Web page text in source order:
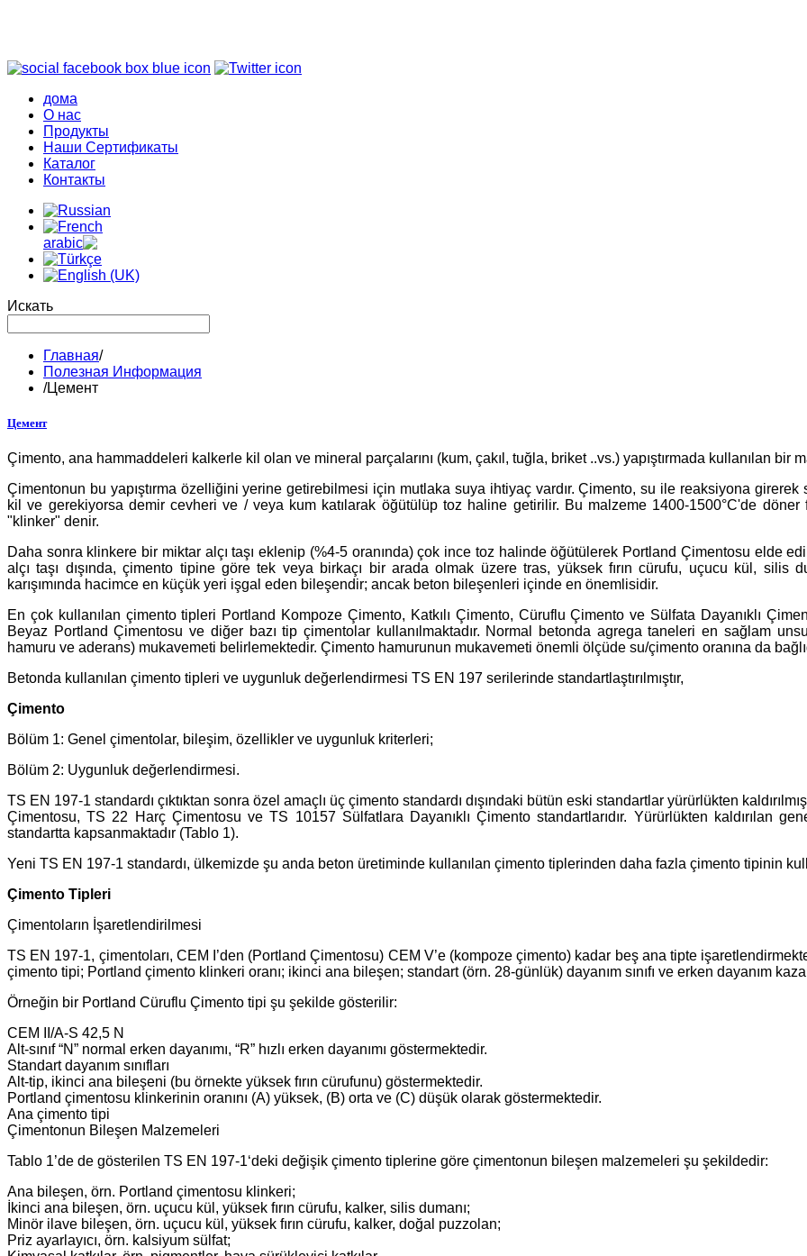
дома
О нас
Продукты
Наши Сертификаты
Каталог
Контакты
Искать
Главная/
Полезная Информация
/Цемент
Цемент
Çimento, ana hammaddeleri kalkerle kil olan ve mineral parçalarını (kum, çakıl, tuğla, briket ..vs.) yapıştırmada kullanılan bir
Çimentonun bu yapıştırma özelliğini yerine getirebilmesi için mutlaka suya ihtiyaç vardır. Çimento, su ile reaksiyona girerek
kil ve gerekiyorsa demir cevheri ve / veya kum katılarak öğütülüp toz haline getirilir. Bu malzeme 1400-1500°C'de döner
"klinker" denir.
Daha sonra klinkere bir miktar alçı taşı eklenip (%4-5 oranında) çok ince toz halinde öğütülerek Portland Çimentosu elde
alçı taşı dışında, çimento tipine göre tek veya birkaçı bir arada olmak üzere tras, yüksek fırın cürufu, uçucu kül, silis
karışımında hacimce en küçük yeri işgal eden bileşendir; ancak beton bileşenleri içinde en önemlisidir.
En çok kullanılan çimento tipleri Portland Kompoze Çimento, Katkılı Çimento, Cüruflu Çimento ve Sülfata Dayanıklı
Beyaz Portland Çimentosu ve diğer bazı tip çimentolar kullanılmaktadır. Normal betonda agrega taneleri en sağlam
hamuru ve aderans) mukavemeti belirlemektedir. Çimento hamurunun mukavemeti önemli ölçüde su/çimento oranına da
Betonda kullanılan çimento tipleri ve uygunluk değerlendirmesi TS EN 197 serilerinde standartlaştırılmıştır,
Çimento
Bölüm 1: Genel çimentolar, bileşim, özellikler ve uygunluk kriterleri;
Bölüm 2: Uygunluk değerlendirmesi.
TS EN 197-1 standardı çıktıktan sonra özel amaçlı üç çimento standardı dışındaki bütün eski standartlar yürürlükten
Çimentosu, TS 22 Harç Çimentosu ve TS 10157 Sülfatlara Dayanıklı Çimento standartlarıdır. Yürürlükten kaldırılan
standartta kapsanmaktadır (Tablo 1).
Yeni TS EN 197-1 standardı, ülkemizde şu anda beton üretiminde kullanılan çimento tiplerinden daha fazla çimento tipinin
Çimento Tipleri
Çimentoların İşaretlendirilmesi
TS EN 197-1, çimentoları, CEM I’den (Portland Çimentosu) CEM V’e (kompoze çimento) kadar beş ana tipte
çimento tipi; Portland çimento klinkeri oranı; ikinci ana bileşen; standart (örn. 28-günlük) dayanım sınıfı ve erken dayanım
Örneğin bir Portland Cüruflu Çimento tipi şu şekilde gösterilir:
CEM II/A-S 42,5 N
Alt-sınıf “N” normal erken dayanımı, “R” hızlı erken dayanımı göstermektedir.
Standart dayanım sınıfları
Alt-tip, ikinci ana bileşeni (bu örnekte yüksek fırın cürufunu) göstermektedir.
Portland çimentosu klinkerinin oranını (A) yüksek, (B) orta ve (C) düşük olarak göstermektedir.
Ana çimento tipi
Çimentonun Bileşen Malzemeleri
Tablo 1’de de gösterilen TS EN 197-1‘deki değişik çimento tiplerine göre çimentonun bileşen malzemeleri şu şekildedir:
Ana bileşen, örn. Portland çimentosu klinkeri;
İkinci ana bileşen, örn. uçucu kül, yüksek fırın cürufu, kalker, silis dumanı;
Minör ilave bileşen, örn. uçucu kül, yüksek fırın cürufu, kalker, doğal puzzolan;
Priz ayarlayıcı, örn. kalsiyum sülfat;